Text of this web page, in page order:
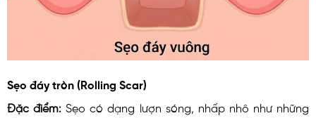
Sẹo đáy tròn (Rolling Scar)
Đặc điểm: Sẹo có dạng lượn sóng, nhấp nhô như những